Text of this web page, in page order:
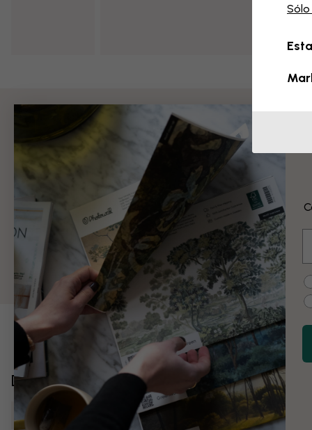
Descubre más
Mapas, banderas y lugares Mapas del mundo